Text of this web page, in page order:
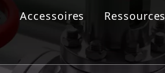
Accessoires Ressources